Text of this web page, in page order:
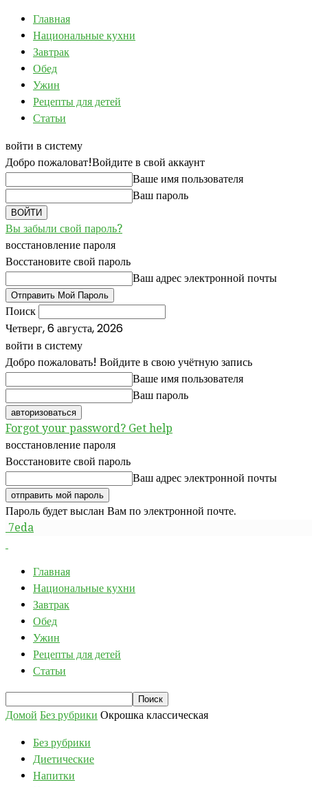
Главная
Национальные кухни
Завтрак
Обед
Ужин
Рецепты для детей
Статьи
войти в систему
Добро пожаловат!Войдите в свой аккаунт
Ваше имя пользователя
Ваш пароль
Вы забыли свой пароль?
восстановление пароля
Восстановите свой пароль
Ваш адрес электронной почты
Поиск
Четверг, 6 августа, 2026
войти в систему
Добро пожаловать! Войдите в свою учётную запись
Ваше имя пользователя
Ваш пароль
Forgot your password? Get help
восстановление пароля
Восстановите свой пароль
Ваш адрес электронной почты
Пароль будет выслан Вам по электронной почте.
7eda
Главная
Национальные кухни
Завтрак
Обед
Ужин
Рецепты для детей
Статьи
Домой Без рубрики Окрошка классическая
Без рубрики
Диетические
Напитки